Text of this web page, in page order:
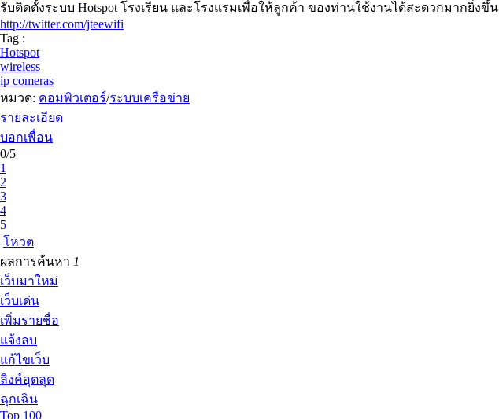
รับติดตั้งระบบ Hotspot โรงเรียน และโรงแรมเพื่อให้ลูกค้า ของท่านใช้งานได้สะดวกมากยิ่งขึ้น
http://twitter.com/jteewifi
Tag :
Hotspot
wireless
ip comeras
หมวด: คอมพิวเตอร์/ระบบเครือข่าย
รายละเอียด
บอกเพื่อน
0/5
1
2
3
4
5
โหวต
ผลการค้นหา 1
เว็บมาใหม่
เว็บเด่น
เพิ่มรายชื่อ
แจ้งลบ
แก้ไขเว็บ
ลิงค์อุตลุด
ฉุกเฉิน
Top 100